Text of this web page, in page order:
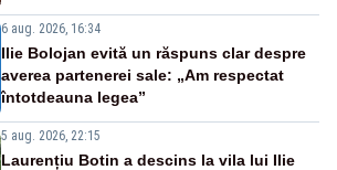
6 aug. 2026, 16:34
Ilie Bolojan evită un răspuns clar despre
averea partenerei sale: „Am respectat
întotdeauna legea”
5 aug. 2026, 22:15
Laurențiu Botin a descins la vila lui Ilie